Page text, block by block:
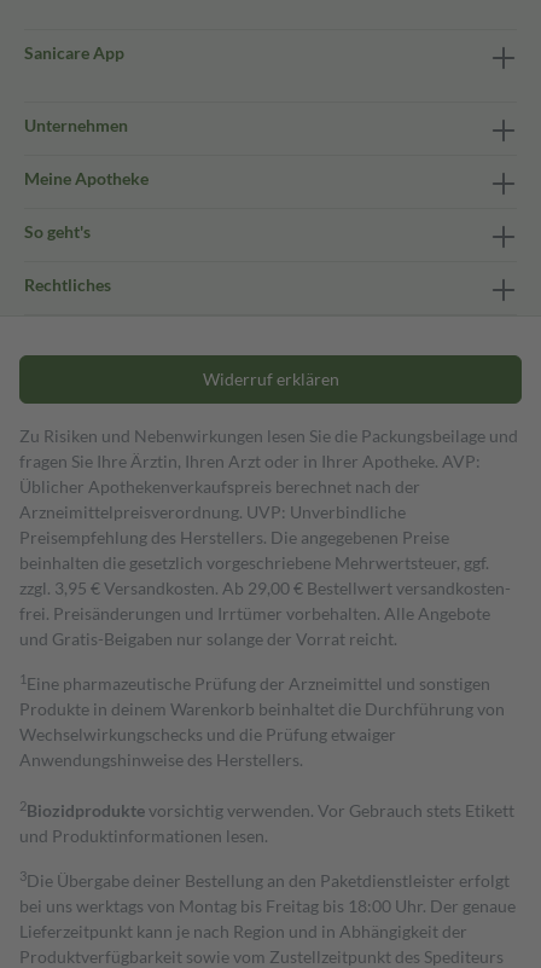
Sanicare App
Unternehmen
Meine Apotheke
So geht's
Rechtliches
Widerruf erklären
Zu Risiken und Nebenwirkungen lesen Sie die Packungsbeilage und
fragen Sie Ihre Ärztin, Ihren Arzt oder in Ihrer Apotheke. AVP:
Üblicher Apothekenverkaufspreis berechnet nach der
Arzneimittelpreisverordnung. UVP: Unverbindliche
Preisempfehlung des Herstellers. Die angegebenen Preise
beinhalten die gesetzlich vorgeschriebene Mehrwertsteuer, ggf.
zzgl. 3,95 € Versandkosten. Ab 29,00 € Bestell­wert versand­kosten­
frei. Preisänderungen und Irrtümer vorbehalten. Alle Angebote
und Gratis-Beigaben nur solange der Vorrat reicht.
1 Eine pharmazeutische Prüfung der Arzneimittel und sonstigen
Produkte in deinem Warenkorb beinhaltet die Durchführung von
Wechselwirkungschecks und die Prüfung etwaiger
Anwendungshinweise des Herstellers.
2Biozidproduktevorsichtig verwenden. Vor Gebrauch stets Etikett
und Produktinformationen lesen.
3Die Übergabe deiner Bestellung an den Paketdienstleister erfolgt
bei uns werktags von Montag bis Freitag bis 18:00 Uhr. Der genaue
Lieferzeitpunkt kann je nach Region und in Abhängigkeit der
Produktverfügbarkeit sowie vom Zustellzeitpunkt des Spediteurs